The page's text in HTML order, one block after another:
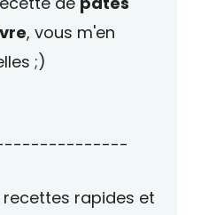
, vous m'en
;)
recettes rapides et